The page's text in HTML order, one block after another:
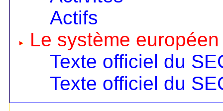
Actifs
Le système
Texte officiel du
Texte officiel du